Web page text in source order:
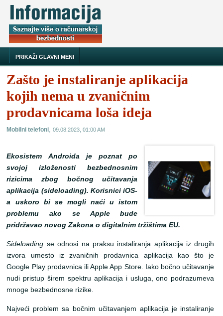
PRIKAŽI GLAVNI MENI
Zašto je instaliranje aplikacija
kojih nema u zvaničnim
prodavnicama loša ideja
Mobilni telefoni,09.08.2023, 01:00 AM
Ekosistem Androida je poznat po
svojoj izloženosti bezbednosnim
rizicima zbog bočnog učitavanja
aplikacija (sideloading). Korisnici iOS-
a uskoro bi se mogli naći u istom
problemu ako se Apple bude
pridržavao novog Zakona o digitalnim tržištima EU.
Sideloading se odnosi na praksu instaliranja aplikacija iz drugih
izvora umesto iz zvaničnih prodavnica aplikacija kao što je
Google Play prodavnica ili Apple App Store. Iako bočno učitavanje
nudi pristup širem spektru aplikacija i usluga, ono podrazumeva
mnoge bezbednosne rizike.
Najveći problem sa bočnim učitavanjem aplikacija je instaliranje